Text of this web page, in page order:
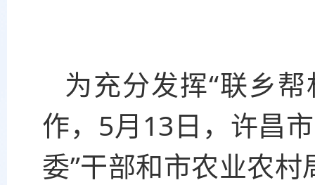
为充分发挥“联乡
作，5月13日，许昌
委”干部和市农业农